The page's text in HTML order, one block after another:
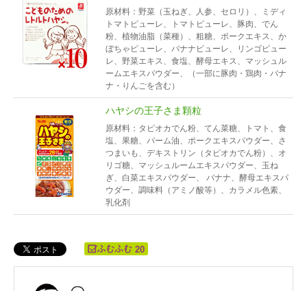
原材料：野菜（玉ねぎ、人参、セロリ）、ミディ
トマトピューレ、トマトピューレ、豚肉、でん
粉、植物油脂（菜種）、粗糖、ポークエキス、か
ぼちゃピューレ、バナナピューレ、リンゴピュー
レ、野菜エキス、食塩、酵母エキス、マッシュル
ームエキスパウダー、（一部に豚肉・鶏肉・バナ
ナ・りんごを含む）
ハヤシの王子さま顆粒
原材料：タピオカでん粉、てん菜糖、トマト、食
塩、果糖、パーム油、ポークエキスパウダー、さ
つまいも、デキストリン（タピオカでん粉）、オ
リゴ糖、マッシュルームエキスパウダー、玉ね
ぎ、白菜エキスパウダー、 バナナ、酵母エキスパ
ウダー、調味料（アミノ酸等）、カラメル色素、
乳化剤
20